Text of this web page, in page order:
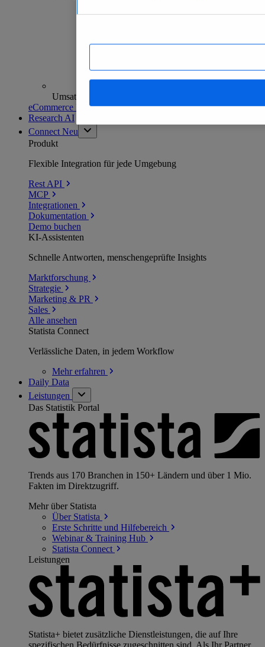
Umsatzanalysen und -prognosen
eCommerce Insights entdecken
Research AI
Connect Neu
Produkt
Flexible Integration für jede Umgebung
Rest API
MCP
Integrationen
Dokumentation
Demo buchen
KI-Assistenten
Schnelle Antworten, menschengeprüfte Insights
Marktforschung
Strategie
Marketing & PR
Sales
Alle ansehen
Statista Connect
Verlässliche Daten, in jedem Workflow
Mehrerfahren
Daily Data
Leistungen
Das Statistik Portal
Trends aus 170 Branchen in 150+ Ländern und über 1 Mio.
Fakten im Direktzugriff.
Mehr über Statista
Über Statista
Erste Schritte und Hilfebereich
Webinar & Training Hub
Statista Connect
Leistungen
Statista+ bietet zusätzliche Dienstleistungen, die auf Ihre
spezifischen Bedürfnisse zugeschnitten sind. Als Ihr Partner